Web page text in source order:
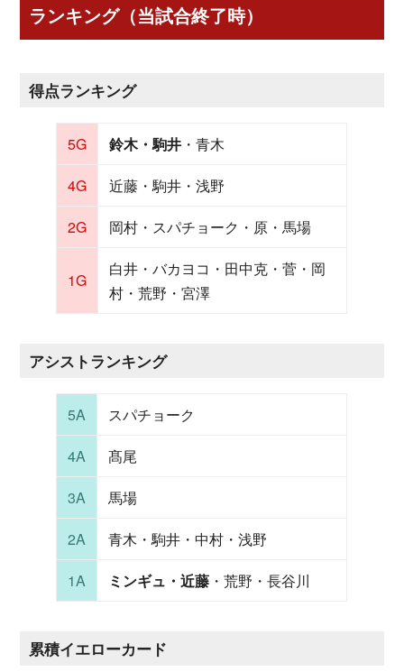
ランキング（当試合終了時）
得点ランキング
5G 鈴木・駒井 ・青木
4G
近藤・駒井・浅野
2G
岡村・スパチョーク・原・馬場
1G
白井・バカヨコ・田中克・菅・岡
村・荒野・宮澤
アシストランキング
5A
スパチョーク
4A
髙尾
3A
馬場
2A
青木・駒井・中村・浅野
1A
ミンギュ・近藤 ・荒野・長谷川
累積イエローカード